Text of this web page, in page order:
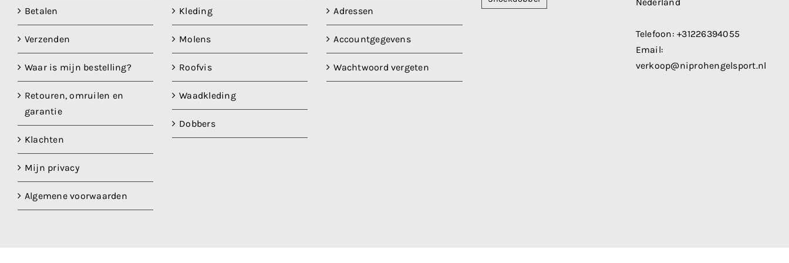
Betalen
Verzenden
Waar is mijn bestelling?
Retouren, omruilen en
garantie
Klachten
Mijn privacy
Algemene voorwaarden
Kleding
Molens
Roofvis
Waadkleding
Dobbers
Adressen
Accountgegevens
Wachtwoord vergeten
Telefoon:+31226394055
Email:
verkoop@niprohengelsport.nl